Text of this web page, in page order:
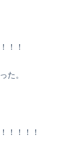
！！
た。
！！！！